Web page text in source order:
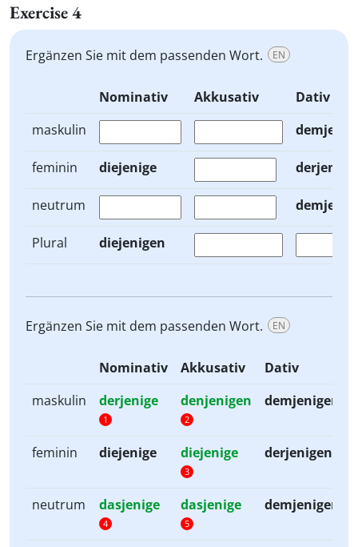
Exercise 4
Ergänzen Sie mit dem passenden Wort. EN
Nominativ Akkusativ
Dativ
maskulin
feminin diejenige
neutrum
Plural diejenigen
Ergänzen Sie mit dem passenden Wort. EN
Nominativ Akkusativ
Dativ
maskulin
derjenige
1
denjenigen
2
demjenigen
feminin diejenige diejenige
3
derjenigen
neutrum dasjenige
4
dasjenige
5
demjenigen